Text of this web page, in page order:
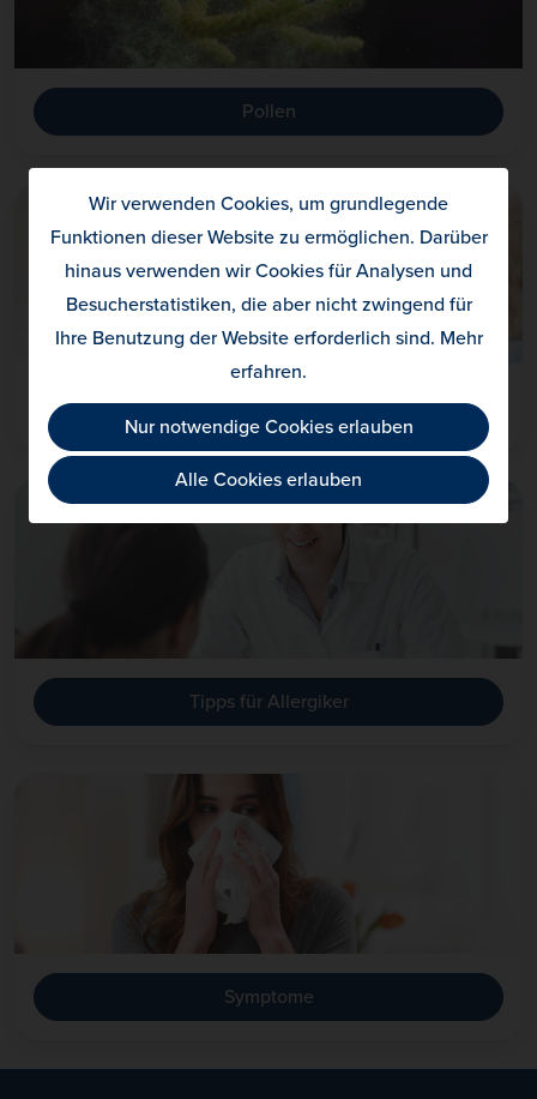
Pollen
Tierhaare
Tipps für Allergiker
Symptome
Wir verwenden Cookies, um grundlegende
Funktionen dieser Website zu ermöglichen. Darüber
hinaus verwenden wir Cookies für Analysen und
Besucherstatistiken, die aber nicht zwingend für
Ihre Benutzung der Website erforderlich sind. Mehr
erfahren.
Nur notwendige Cookies erlauben
Alle Cookies erlauben